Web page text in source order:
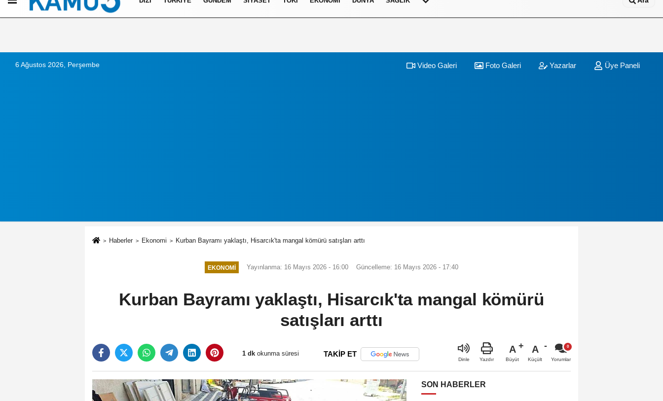
İletişim Çerez Politikası
6 Ağustos 2026, Perşembe Video Galeri Foto Galeri Yazarlar Üye Paneli
Haberler Ekonomi Kurban Bayramı yaklaştı, Hisarcık'ta mangal kömürü satışları arttı
EKONOMI Yayınlanma: 16 Mayıs 2026 - 16:00 Güncelleme: 16 Mayıs 2026 - 17:40
Kurban Bayramı yaklaştı, Hisarcık'ta mangal kömürü
satışları arttı
1 dk okunma süresi TAKİP ET
Dinle Yazdır
A
Büyüt
A
Küçült Yorumlar
SON HABERLER